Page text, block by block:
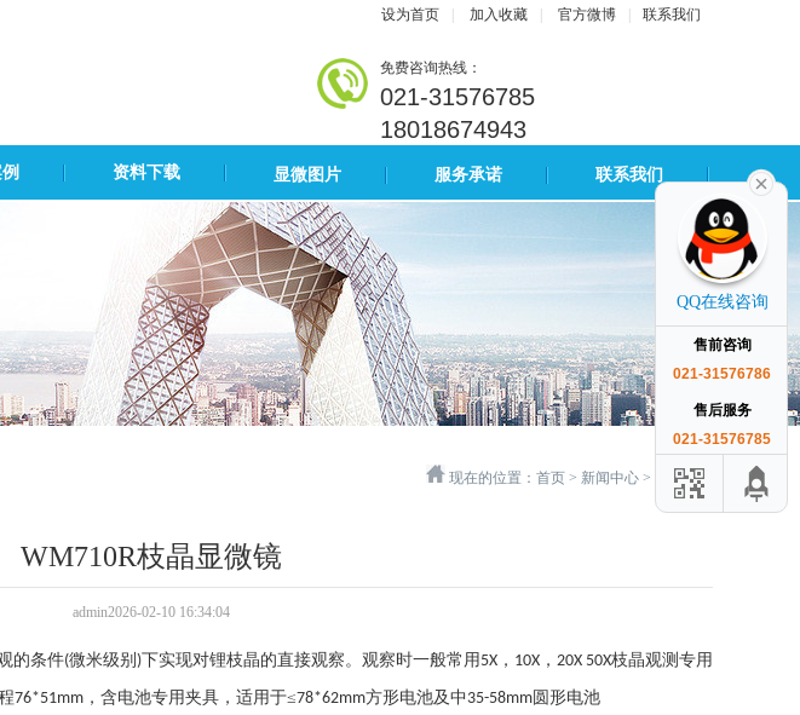
设为首页 加入收藏 官方微博 联系我们
免费咨询热线：
021-31576785
18018674943
资料下载 显微图片 服务承诺 联系我们
现在的位置： 首页 > 新闻中心 > 行业新闻
WM710R枝晶显微镜
admin2026-02-10 16:34:04
的条件(微米级别 )下实现对锂枝晶的直接观察。观察时一般常用 5X ， 10X ， 20X 50X枝晶观测专用
76*51mm ，含电池专用夹具，适用于≤78*62mm方形电池及中 35-58mm 圆形电池
QQ在线咨询
售前咨询
021-31576786
售后服务
021-31576785